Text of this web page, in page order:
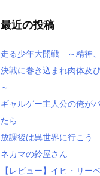
最近の投稿
走る少年大開戦 ～精神
決戦に巻き込まれ肉体及
～
ギャルゲー主人公の俺が
たら
放課後は異世界に行こう
ネカマの鈴屋さん
【レビュー】イヒ・リ